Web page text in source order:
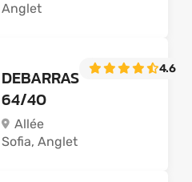
Anglet
DEBARRAS
64/40
Allée
Sofia, Anglet
4.6